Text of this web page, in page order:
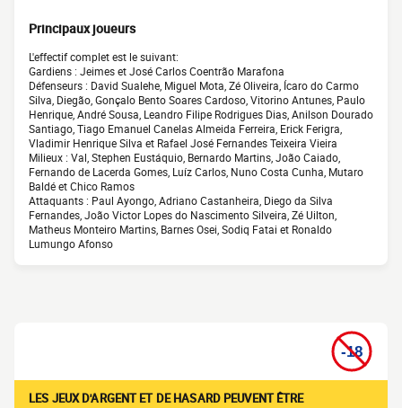
Principaux joueurs
L'effectif complet est le suivant:
Gardiens : Jeimes et José Carlos Coentrão Marafona
Défenseurs : David Sualehe, Miguel Mota, Zé Oliveira, Ícaro do Carmo
Silva, Diegão, Gonçalo Bento Soares Cardoso, Vitorino Antunes, Paulo
Henrique, André Sousa, Leandro Filipe Rodrigues Dias, Anilson Dourado
Santiago, Tiago Emanuel Canelas Almeida Ferreira, Erick Ferigra,
Vladimir Henrique Silva et Rafael José Fernandes Teixeira Vieira
Milieux : Val, Stephen Eustáquio, Bernardo Martins, João Caiado,
Fernando de Lacerda Gomes, Luíz Carlos, Nuno Costa Cunha, Mutaro
Baldé et Chico Ramos
Attaquants : Paul Ayongo, Adriano Castanheira, Diego da Silva
Fernandes, João Victor Lopes do Nascimento Silveira, Zé Uilton,
Matheus Monteiro Martins, Barnes Osei, Sodiq Fatai et Ronaldo
Lumungo Afonso
LES JEUX D'ARGENT ET DE HASARD PEUVENT ÊTRE